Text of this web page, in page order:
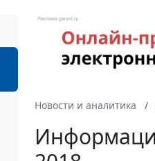
Новости и аналитика